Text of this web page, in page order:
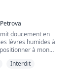
Smith — la directrice
doucement en
lèvres humides à
à mon
Interdit